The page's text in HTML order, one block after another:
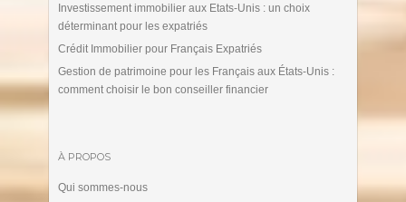
Investissement immobilier aux Etats-Unis : un choix
déterminant pour les expatriés
Crédit Immobilier pour Français Expatriés
Gestion de patrimoine pour les Français aux États-Unis :
comment choisir le bon conseiller financier
À PROPOS
Qui sommes-nous